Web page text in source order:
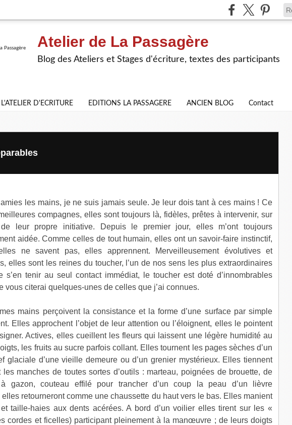
Atelier de La Passagère
Blog des Ateliers et Stages d'écriture, textes des participants
L'ATELIER D'ECRITURE EDITIONS LA PASSAGERE ANCIEN BLOG Contact
les mains, je ne suis jamais seule. Je leur dois tant à ces mains ! Ce
compagnes, elles sont toujours là, fidèles, prêtes à intervenir, sur
leur propre initiative. Depuis le premier jour, elles m’ont toujours
aidée. Comme celles de tout humain, elles ont un savoir-faire instinctif,
ne savent pas, elles apprennent. Merveilleusement évolutives et
elles sont les reines du toucher, l’un de nos sens les plus extraordinaires
s’en tenir au seul contact immédiat, le toucher est doté d’innombrables
vous citerai quelques-unes de celles que j’ai connues.
mes mains perçoivent la consistance et la forme d’une surface par simple
Elles approchent l’objet de leur attention ou l’éloignent, elles le pointent
Actives, elles cueillent les fleurs qui laissent une légère humidité au
les fruits au sucre parfois collant. Elles tournent les pages sèches d’un
glaciale d’une vieille demeure ou d’un grenier mystérieux. Elles tiennent
les manches de toutes sortes d’outils : marteau, poignées de brouette, de
à gazon, couteau effilé pour trancher d’un coup la peau d’un lièvre
elles retourneront comme une chaussette du haut vers le bas. Elles manient
taille-haies aux dents acérées. A bord d’un voilier elles tirent sur les «
cordes et ficelles) participant pleinement à la manœuvre ; de leurs doigts